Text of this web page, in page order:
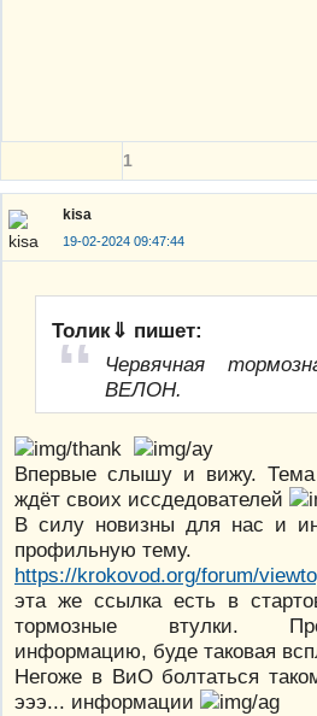
1
kisa
19-02-2024 09:47:44
Толик⇓ пишет:
Червячная
ВЕЛОН.
Впервые слышу и вижу. Тема
ждёт своих иссдедователей
В силу новизны для нас и
профильную тему.
https://krokovod.org/forum/
эта же ссылка есть в
тормозные втулки.
информацию, буде таковая
Негоже в ВиО болтаться
эээ... информации